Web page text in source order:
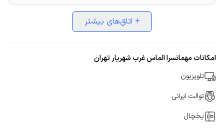
+ اتاق‌های بیشتر
امکانات مهمانسرا الماس غرب شهریار تهران
تلویزیون
توالت ایرانی
یخچال